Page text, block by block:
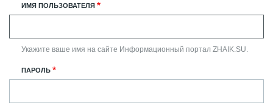
вкладки
РЕГИСТРАЦИЯ
ИМЯ ПОЛЬЗОВАТЕЛЯ
Укажите ваше имя на сайте Информационный портал ZHAIK.SU.
ПАРОЛЬ